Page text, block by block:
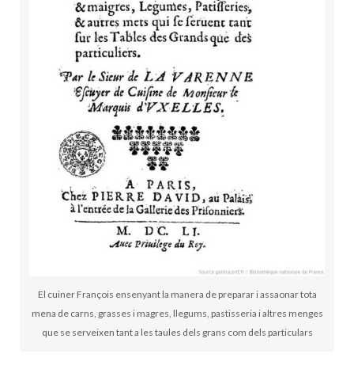
El cuiner François ensenyant la manera de preparar i assaonar tota
mena de carns, grasses i magres, llegums, pastisseria i altres menges
que se serveixen tant a les taules dels grans com dels particulars